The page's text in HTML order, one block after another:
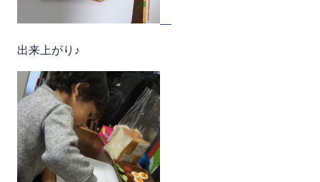
出来上がり♪